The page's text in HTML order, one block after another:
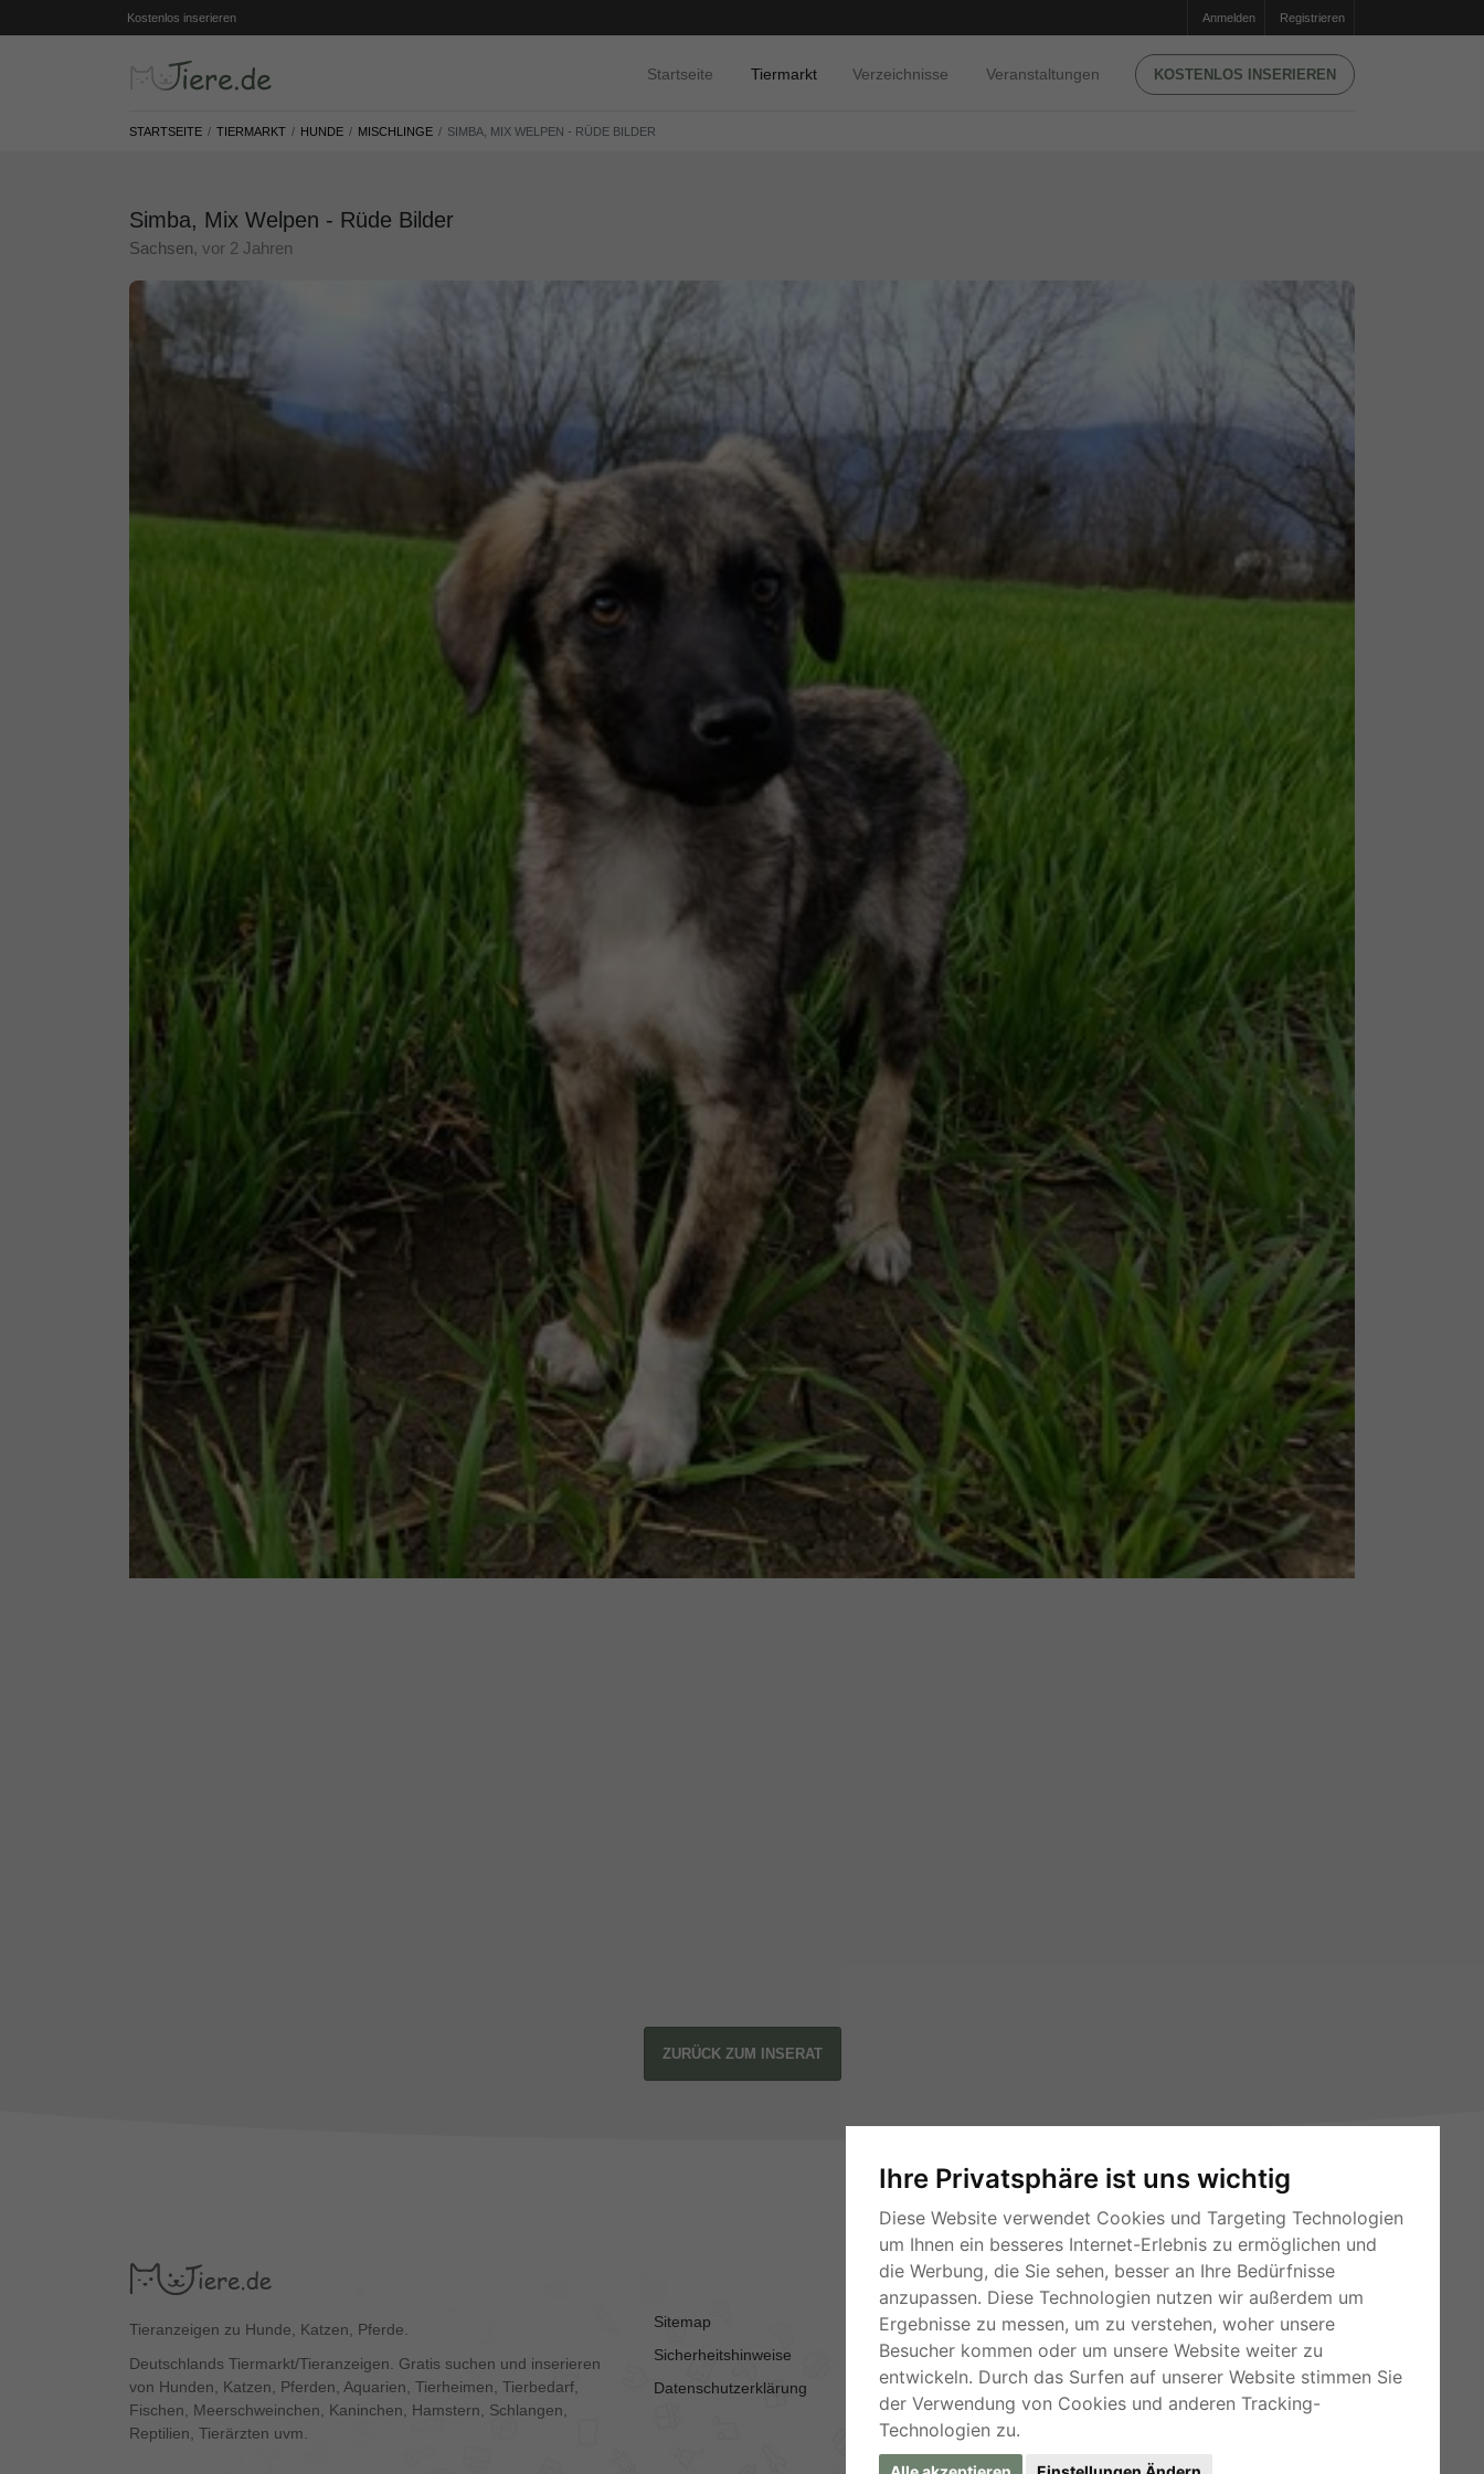
Ihre Privatsphäre ist uns wichtig
Diese Website verwendet Cookies und Targeting Technologien
um Ihnen ein besseres Internet-Erlebnis zu ermöglichen und
die Werbung, die Sie sehen, besser an Ihre Bedürfnisse
anzupassen. Diese Technologien nutzen wir außerdem um
Ergebnisse zu messen, um zu verstehen, woher unsere
Besucher kommen oder um unsere Website weiter zu
entwickeln. Durch das Surfen auf unserer Website stimmen Sie
der Verwendung von Cookies und anderen Tracking-
Technologien zu.
Kostenlos inserieren Anmelden Registrieren
Startseite Tiermarkt Verzeichnisse Veranstaltungen KOSTENLOS INSERIEREN
STARTSEITE TIERMARKT HUNDE MISCHLINGE SIMBA, MIX WELPEN - RÜDE BILDER
Simba, Mix Welpen - Rüde Bilder
Sachsen, vor 2 Jahren
ZURÜCK ZUM INSERAT
Tieranzeigen zu Hunde, Katzen, Pferde.
Deutschlands Tiermarkt/Tieranzeigen. Gratis suchen und inserieren
von Hunden, Katzen, Pferden, Aquarien, Tierheimen, Tierbedarf,
Fischen, Meerschweinchen, Kaninchen, Hamstern, Schlangen,
Reptilien, Tierärzten uvm.
Sitemap
Sicherheitshinweise
Datenschutzerklärung
AGB
Kontakt
Impressum
RSS-Feeds
Für Webmaster
Kleinanzeigen-Österreich